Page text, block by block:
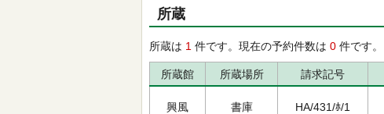
所蔵
所蔵は 1 件です。現在の予約件数は 0 件です。
所蔵館 所蔵場所 請求記号
興風 書庫 HA/431/ﾎ/1